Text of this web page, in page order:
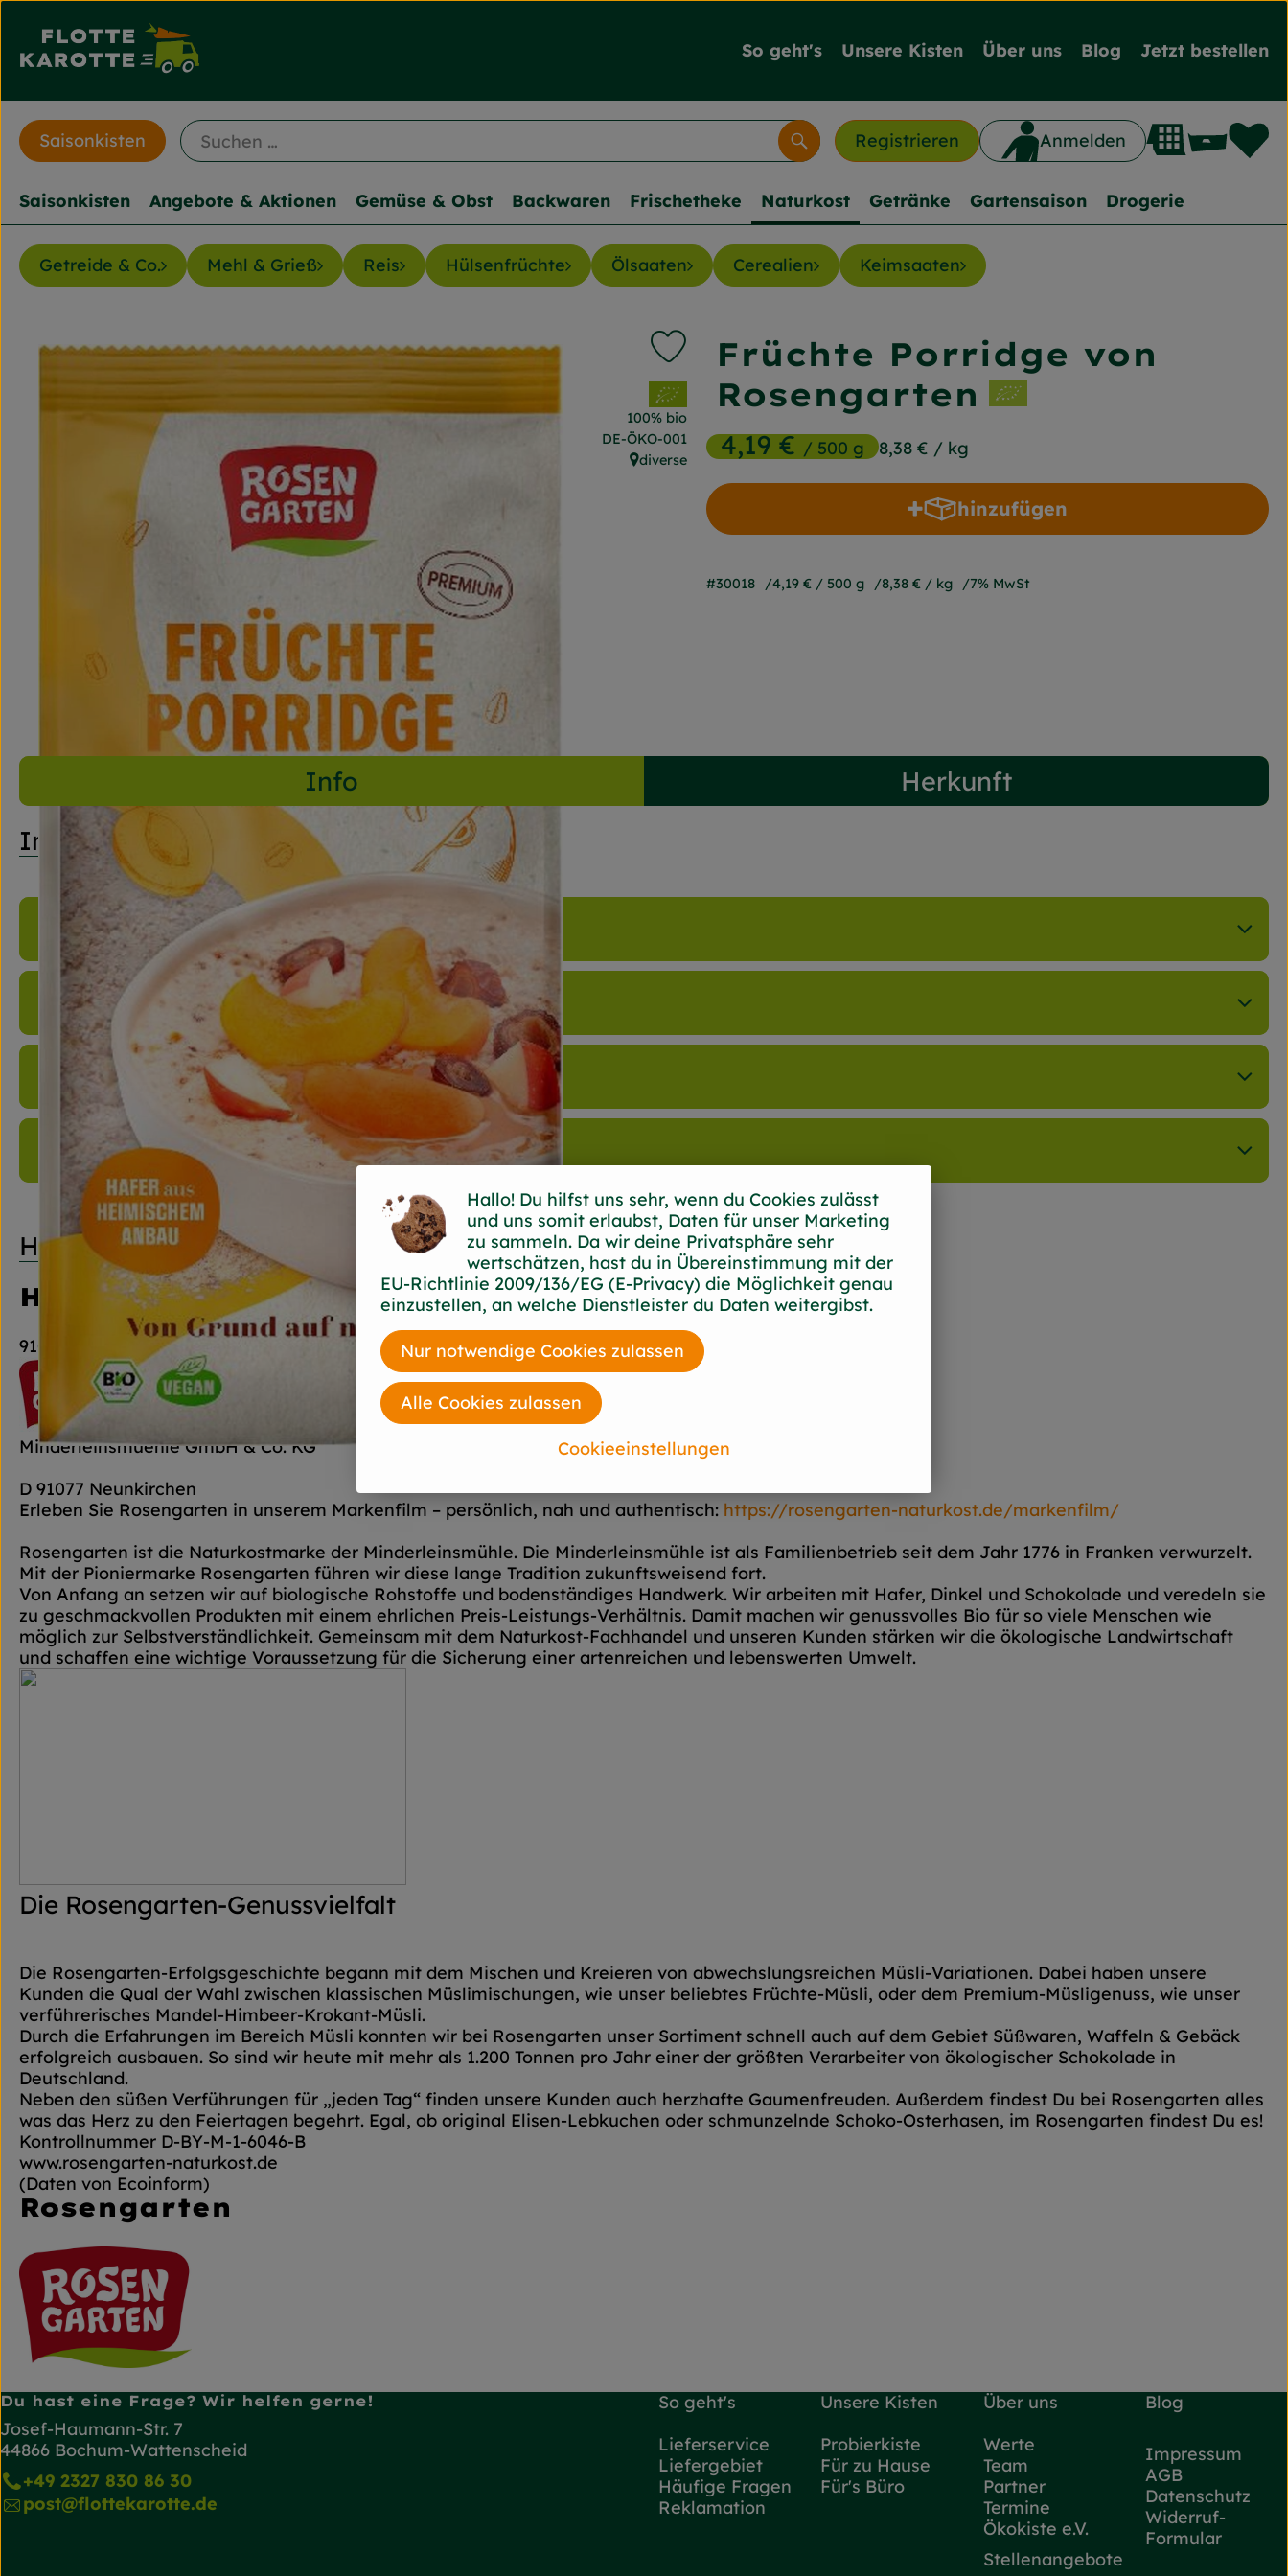
So geht's Unsere Kisten Über uns Blog Jetzt bestellen
Registrieren Anmelden
Suchen
Saisonkisten
Saisonkisten Angebote & Aktionen Gemüse & Obst Backwaren Frischetheke Naturkost Getränke Gartensaison Drogerie
Getreide & Co. Mehl & Grieß Reis Hülsenfrüchte Ölsaaten Cerealien Keimsaaten
Früchte Porridge von
Rosengarten
4,19 €/ 500 g 8,38 € / kg
Produkt zu Favouriten hinzufügen
, Verband:
100% bio
, Kontrollstelle:
DE-ÖKO-001
, Herkunft:
diverse
hinzufügen
Produkt zum Warenkorb hinzufügen
#30018 4,19 € / 500 g 8,38 € / kg 7% MwSt
Info
Herkunft
Info
Produktinformationen
Zutaten
Nährwert-Info
Produktdatenblatt
Herkunft
Hersteller: Rosengarten
91077 Neunkirchen am Brand diverse
Minderleinsmuehle GmbH & Co. KG
D 91077 Neunkirchen
Erleben Sie Rosengarten in unserem Markenfilm – persönlich, nah und authentisch: https://rosengarten-naturkost.de/markenfilm/
Rosengarten ist die Naturkostmarke der Minderleinsmühle. Die Minderleinsmühle ist als Familienbetrieb seit dem Jahr 1776 in Franken verwurzelt.
Mit der Pioniermarke Rosengarten führen wir diese lange Tradition zukunftsweisend fort.
Von Anfang an setzen wir auf biologische Rohstoffe und bodenständiges Handwerk. Wir arbeiten mit Hafer, Dinkel und Schokolade und veredeln sie
zu geschmackvollen Produkten mit einem ehrlichen Preis-Leistungs-Verhältnis. Damit machen wir genussvolles Bio für so viele Menschen wie
möglich zur Selbstverständlichkeit. Gemeinsam mit dem Naturkost-Fachhandel und unseren Kunden stärken wir die ökologische Landwirtschaft
und schaffen eine wichtige Voraussetzung für die Sicherung einer artenreichen und lebenswerten Umwelt.
Die Rosengarten-Genussvielfalt
Die Rosengarten-Erfolgsgeschichte begann mit dem Mischen und Kreieren von abwechslungsreichen Müsli-Variationen. Dabei haben unsere
Kunden die Qual der Wahl zwischen klassischen Müslimischungen, wie unser beliebtes Früchte-Müsli, oder dem Premium-Müsligenuss, wie unser
verführerisches Mandel-Himbeer-Krokant-Müsli.
Durch die Erfahrungen im Bereich Müsli konnten wir bei Rosengarten unser Sortiment schnell auch auf dem Gebiet Süßwaren, Waffeln & Gebäck
erfolgreich ausbauen. So sind wir heute mit mehr als 1.200 Tonnen pro Jahr einer der größten Verarbeiter von ökologischer Schokolade in
Deutschland.
Neben den süßen Verführungen für „jeden Tag“ finden unsere Kunden auch herzhafte Gaumenfreuden. Außerdem findest Du bei Rosengarten alles
was das Herz zu den Feiertagen begehrt. Egal, ob original Elisen-Lebkuchen oder schmunzelnde Schoko-Osterhasen, im Rosengarten findest Du es!
Kontrollnummer D-BY-M-1-6046-B
www.rosengarten-naturkost.de
(Daten von Ecoinform)
Rosengarten
Du hast eine Frage? Wir helfen gerne!
Josef-Haumann-Str. 7
44866 Bochum-Wattenscheid
+49 2327 830 86 30
post@flottekarotte.de
So geht's
Lieferservice
Liefergebiet
Häufige Fragen
Reklamation
Unsere Kisten
Probierkiste
Für zu Hause
Für's Büro
Über uns
Werte
Team
Partner
Termine
Ökokiste e.V.
Stellenangebote
Blog
Impressum
AGB
Datenschutz
Widerruf-
Formular
Hallo! Du hilfst uns sehr, wenn du Cookies zulässt
und uns somit erlaubst, Daten für unser Marketing
zu sammeln. Da wir deine Privatsphäre sehr
wertschätzen, hast du in Übereinstimmung mit der
EU-Richtlinie 2009/136/EG (E-Privacy) die Möglichkeit genau
einzustellen, an welche Dienstleister du Daten weitergibst.
Cookieeinstellungen
Nur notwendige Cookies zulassen
Alle Cookies zulassen